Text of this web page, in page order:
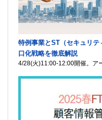
特例事業とST（セキュリ
口化戦略を徹底解説
4/28(火)11:00-12:00開催。ア